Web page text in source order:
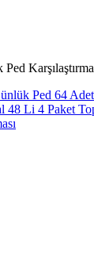
Ped 64 Adet
Li 4 Paket